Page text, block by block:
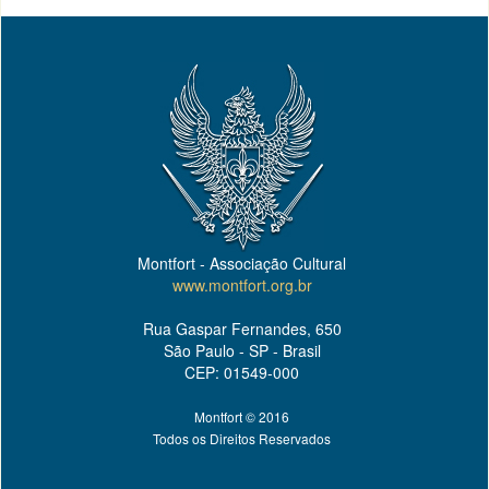
Montfort - Associação Cultural
www.montfort.org.br
Rua Gaspar Fernandes, 650
São Paulo - SP - Brasil
CEP: 01549-000
Montfort © 2016
Todos os Direitos Reservados